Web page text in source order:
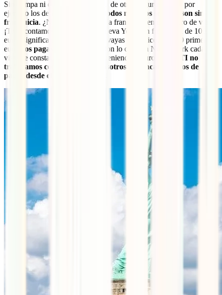
Sin trampa ni cartón. A diferencia de otros seguros, como por
ejemplo los de Mondo, en IATI
todos nuestros seguros son sin
franquicia. ¿No sabes lo que es la franquicia en un seguro de viaje?
¡Te lo contamos! Un seguro a Nueva York con franquicia de 100
euros significa que cada vez que vayas al médico, los 100 primeros
euros
los pagas de tu bolsillo
. Con lo cual, en Nueva York cada
visita te constaría 100 euros aun teniendo seguro.
En IATI no
trabajamos con franquicia. Nosotros nos encargaremos de
pagar desde el primer céntimo